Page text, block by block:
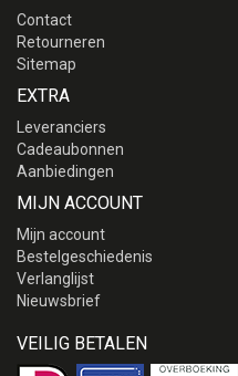
Contact
Retourneren
Sitemap
EXTRA
Leveranciers
Cadeaubonnen
Aanbiedingen
MIJN ACCOUNT
Mijn account
Bestelgeschiedenis
Verlanglijst
Nieuwsbrief
VEILIG BETALEN